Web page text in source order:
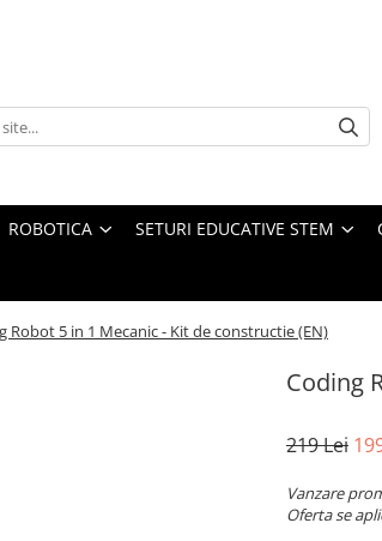
ROBOTICA SETURI EDUCATIVE STEM
Robot 5 in 1 Mecanic - Kit de constructie (EN)
Coding
219 Lei
Vanzare
Oferta se